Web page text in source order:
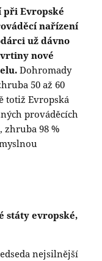
Evropské
nařízení
už dávno
nové
Dohromady
50 až 60
totiž Evropská
prováděcích
zhruba 98 %
státy evropské,
nejsilnější